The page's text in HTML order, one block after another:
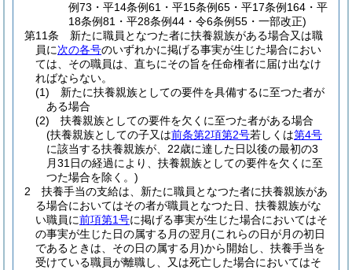
例73・平14条例61・平15条例65・平17条例164・平
18条例81・平28条例44・令6条例55・一部改正)
第11条
新たに職員となつた者に扶養親族がある場合又は職
員に次の各号のいずれかに掲げる事実が生じた場合におい
ては、その職員は、直ちにその旨を任命権者に届け出なけ
ればならない。
(1)
新たに扶養親族としての要件を具備するに至つた者が
ある場合
(2)
扶養親族としての要件を欠くに至つた者がある場合
(扶養親族としての子又は前条第2項第2号若しくは第4号
に該当する扶養親族が、22歳に達した日以後の最初の3
月31日の経過により、扶養親族としての要件を欠くに至
つた場合を除く。)
2
扶養手当の支給は、新たに職員となつた者に扶養親族があ
る場合においてはその者が職員となつた日、扶養親族がな
い職員に前項第1号に掲げる事実が生じた場合においてはそ
の事実が生じた日の属する月の翌月(これらの日が月の初日
であるときは、その日の属する月)から開始し、扶養手当を
受けている職員が離職し、又は死亡した場合においてはそ